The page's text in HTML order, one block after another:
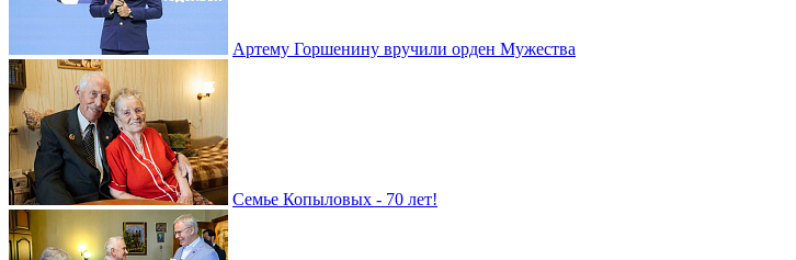
Артему Горшенину вручили орден Мужества
Семье Копыловых - 70 лет!